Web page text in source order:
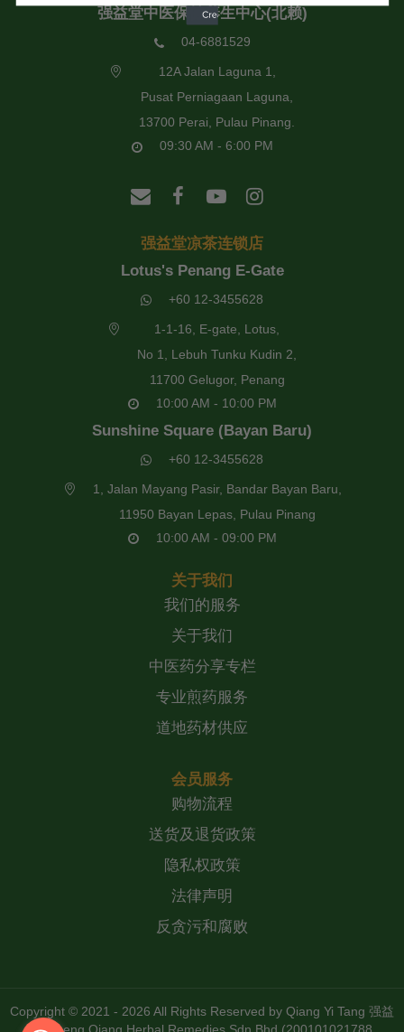
强益堂中医保健养生中心(北赖)
04-6881529
12A Jalan Laguna 1,
Pusat Perniagaan Laguna,
13700 Perai, Pulau Pinang.
09:30 AM - 6:00 PM
强益堂凉茶连锁店
Lotus's Penang E-Gate
+60 12-3455628
1-1-16, E-gate, Lotus,
No 1, Lebuh Tunku Kudin 2,
11700 Gelugor, Penang
10:00 AM - 10:00 PM
Sunshine Square (Bayan Baru)
+60 12-3455628
1, Jalan Mayang Pasir, Bandar Bayan Baru,
11950 Bayan Lepas, Pulau Pinang
10:00 AM - 09:00 PM
关于我们
我们的服务
关于我们
中医药分享专栏
专业煎药服务
道地药材供应
会员服务
购物流程
送货及退货政策
隐私权政策
法律声明
反贪污和腐败
Copyright © 2021 - 2026 All Rights Reserved by Qiang Yi Tang 强益